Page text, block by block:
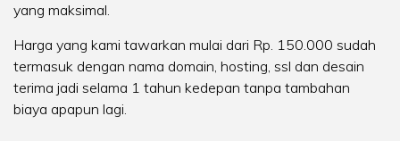
yang maksimal.
Harga yang kami tawarkan mulai dari Rp. 150.000 sudah
termasuk dengan nama domain, hosting, ssl dan desain
terima jadi selama 1 tahun kedepan tanpa tambahan
biaya apapun lagi.